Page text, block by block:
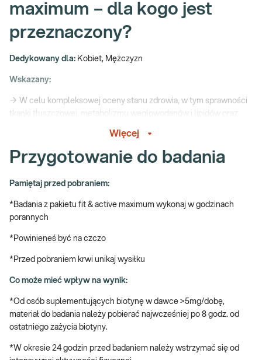
maximum – dla kogo jest
przeznaczony?
Dedykowany dla: Kobiet, Mężczyzn
Wskazany:
→ W celu kompleksowej oceny stanu zdrowia, w tym sprawności
zwiększenie aktywności
→ Profilaktycznie, przy braku objawów jakiejkolwiek choroby
Fit & active – co to oznacza?
dla zdrowia formą treningu są regularnie wykonywane ćwiczenia
fizyczne. Codzienny wysiłek powinien trwać minimum pół godziny,
ćwiczącego. Wysiłkiem fizycznym może być dowolny rodzaj
aktywności, począwszy od wyczynowego uprawiania sportu, przez
rekreacyjne pływanie, aż po intensywniejszy spacer z psem.
Każda podjęta aktywność poprawi ukrwienie i natlenowanie
metaboliczne. Zauważalnym efektem regularnych ćwiczeń jest
Więcej
Przygotowanie do badania
Pamiętaj przed pobraniem:
*Badania z pakietu fit & active maximum wykonaj w godzinach
porannych
*Powinieneś być na czczo
*Przed pobraniem krwi unikaj wysiłku
Co może mieć wpływ na wynik:
*Od osób suplementujących biotynę w dawce >5mg/dobę,
materiał do badania należy pobierać najwcześniej po 8 godz. od
ostatniego zażycia biotyny.
*W okresie 24 godzin przed badaniem należy wstrzymać się od